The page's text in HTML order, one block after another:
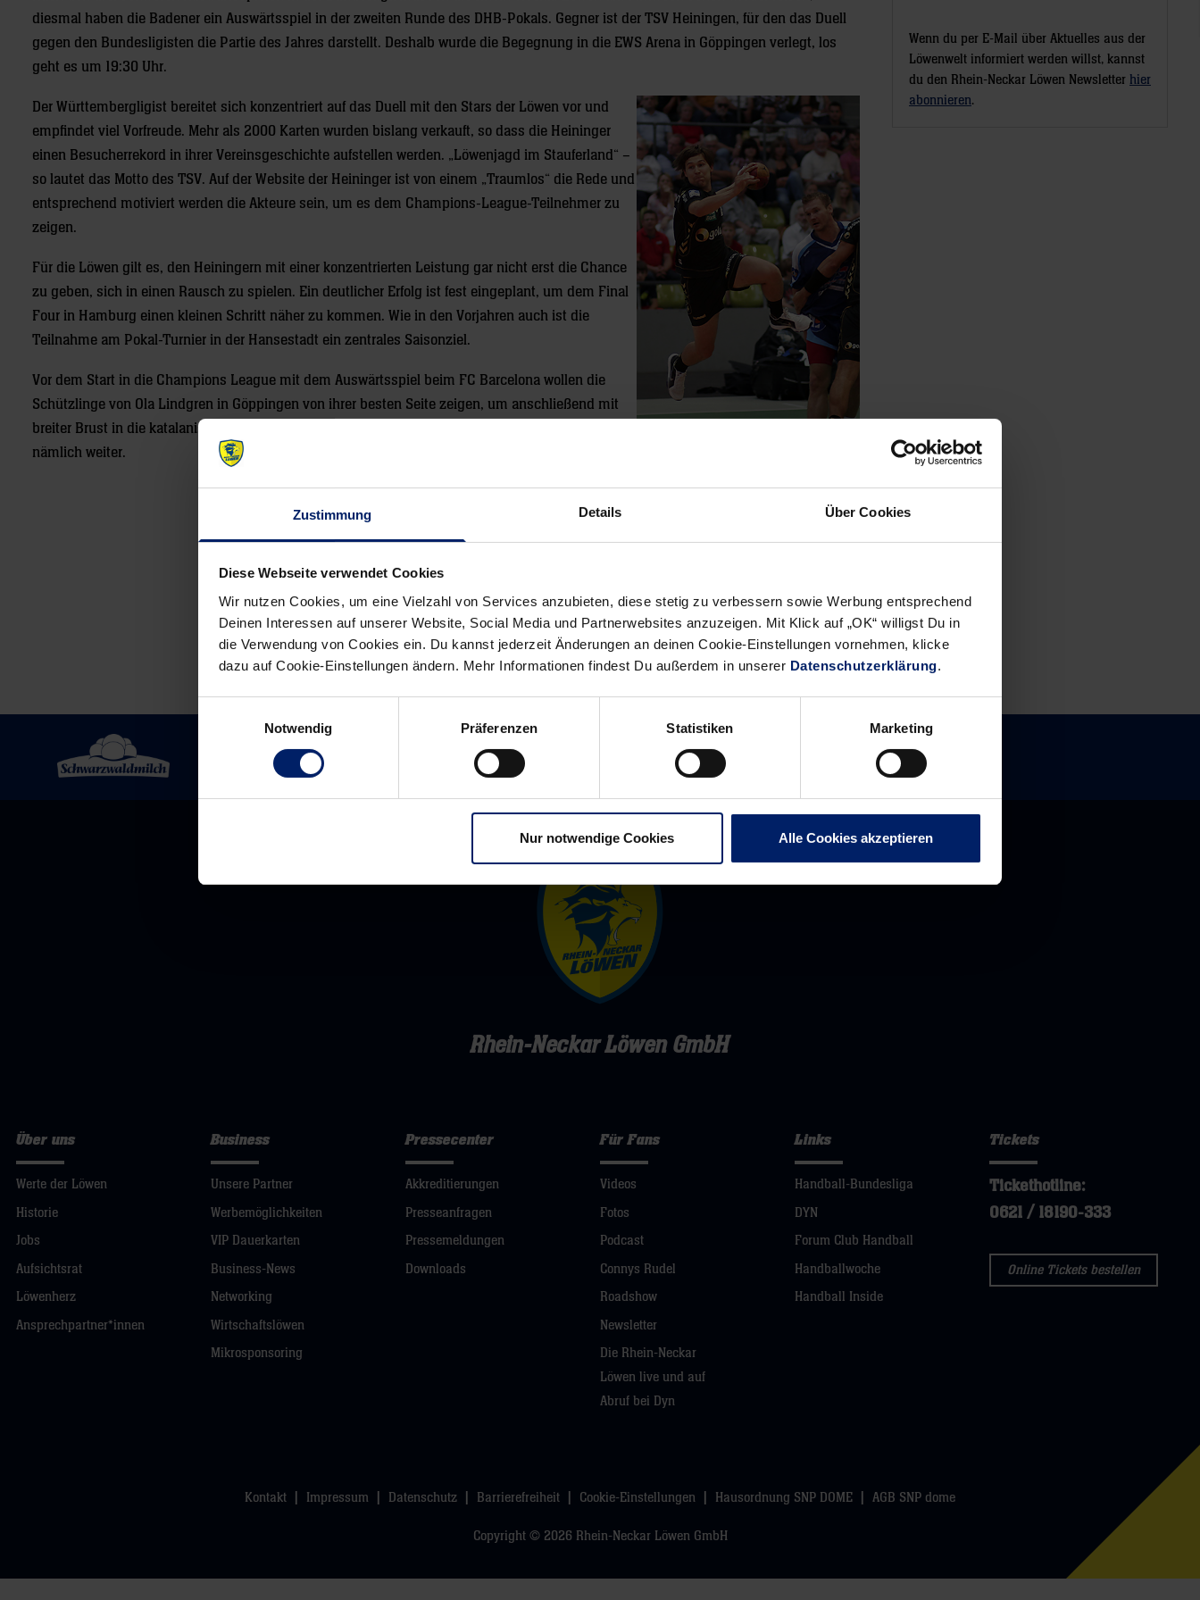
Zustimmung Details Über Cookies
Diese Webseite verwendet Cookies
Wir nutzen Cookies, um eine Vielzahl von Services anzubieten, diese stetig zu verbessern sowie Werbung entsprechend
Deinen Interessen auf unserer Website, Social Media und Partnerwebsites anzuzeigen. Mit Klick auf „OK“ willigst Du in
die Verwendung von Cookies ein. Du kannst jederzeit Änderungen an deinen Cookie-Einstellungen vornehmen, klicke
dazu auf Cookie-Einstellungen ändern. Mehr Informationen findest Du außerdem in unserer Datenschutzerklärung.
Notwendig
Präferenzen Statistiken Marketing
Nur notwendige Cookies Alle Cookies akzeptieren
diesmal haben die Badener ein Auswärtsspiel in der zweiten Runde des DHB-Pokals. Gegner ist der TSV Heiningen, für den das Duell
gegen den Bundesligisten die Partie des Jahres darstellt. Deshalb wurde die Begegnung in die EWS Arena in Göppingen verlegt, los
geht es um 19:30 Uhr.
Der Württembergligist bereitet sich konzentriert auf das Duell mit den Stars der Löwen vor und
empfindet viel Vorfreude. Mehr als 2000 Karten wurden bislang verkauft, so dass die Heininger
einen Besucherrekord in ihrer Vereinsgeschichte aufstellen werden. „Löwenjagd im Stauferland“ –
so lautet das Motto des TSV. Auf der Website der Heininger ist von einem „Traumlos“ die Rede und
entsprechend motiviert werden die Akteure sein, um es dem Champions-League-Teilnehmer zu
zeigen.
Für die Löwen gilt es, den Heiningern mit einer konzentrierten Leistung gar nicht erst die Chance
zu geben, sich in einen Rausch zu spielen. Ein deutlicher Erfolg ist fest eingeplant, um dem Final
Four in Hamburg einen kleinen Schritt näher zu kommen. Wie in den Vorjahren auch ist die
Teilnahme am Pokal-Turnier in der Hansestadt ein zentrales Saisonziel.
Vor dem Start in die Champions League mit dem Auswärtsspiel beim FC Barcelona wollen die
Schützlinge von Ola Lindgren in Göppingen von ihrer besten Seite zeigen, um anschließend mit
breiter Brust in die katalanische Metropole reisen zu können. Dort gehen die Auswärtswochen
nämlich weiter.
Wenn du per E-Mail über Aktuelles aus der
Löwenwelt informiert werden willst, kannst
du den Rhein-Neckar Löwen Newsletter hier
abonnieren.
previous
Für
die
Löwen
keine
newst
Žarko
Šešum
wird
sofort
Rhein-Neckar Löwen GmbH
Über uns
Werte der Löwen
Historie
Jobs
Aufsichtsrat
Löwenherz
Ansprechpartner*innen
Business
Unsere Partner
Werbemöglichkeiten
VIP Dauerkarten
Business-News
Networking
Wirtschaftslöwen
Mikrosponsoring
Pressecenter
Akkreditierungen
Presseanfragen
Pressemeldungen
Downloads
Für Fans
Videos
Fotos
Podcast
Connys Rudel
Roadshow
Newsletter
Die Rhein-Neckar
Löwen live und auf
Abruf bei Dyn
Links
Handball-Bundesliga
DYN
Forum Club Handball
Handballwoche
Handball Inside
Tickets
Tickethotline:
0621 / 18190-333
Online Tickets bestellen
Kontakt Impressum Datenschutz Barrierefreiheit Cookie-Einstellungen Hausordnung SNP DOME AGB SNP dome
Copyright © 2026 Rhein-Neckar Löwen GmbH